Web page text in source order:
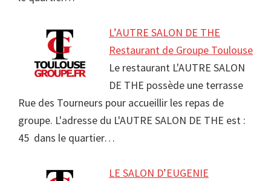
L’AUTRE SALON DE THE
Restaurant de Groupe Toulouse
Le restaurant L'AUTRE SALON
DE THE possède une terrasse
Rue des Tourneurs pour accueillir les repas de
groupe. L'adresse du L'AUTRE SALON DE THE est :
45 dans le quartier…
LE SALON D’EUGENIE